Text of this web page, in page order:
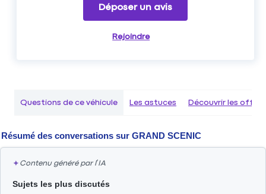
Déposer un avis
Rejoindre
Questions de ce véhicule Les astuces Découvrir les
Résumé des conversations sur GRAND SCENIC
✦ Contenu généré par l’IA
Sujets les plus discutés